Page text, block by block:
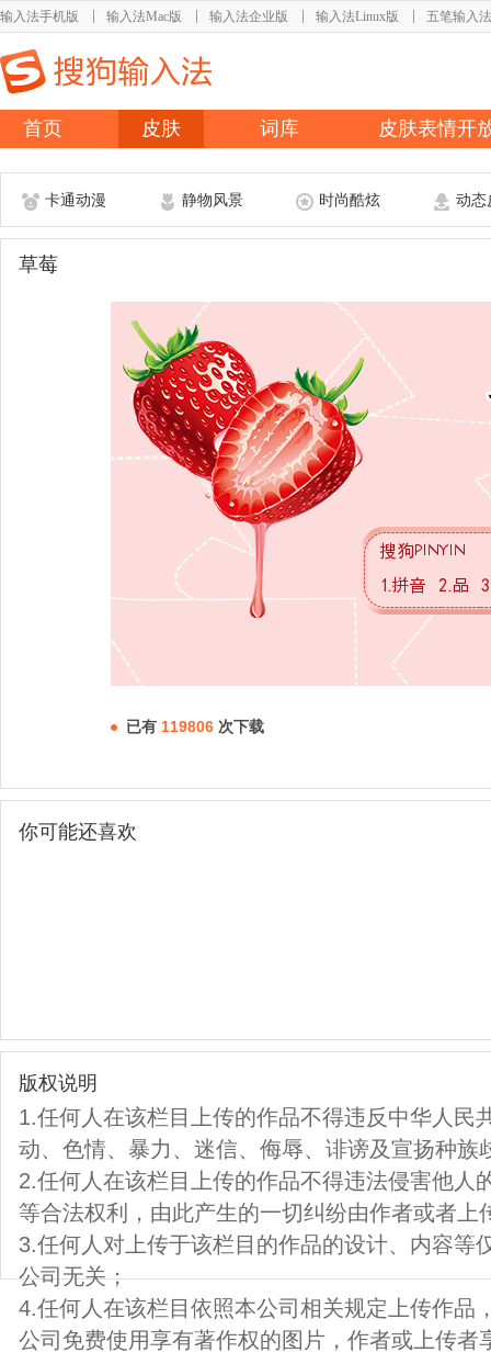
输入法手机版 输入法Mac版 输入法企业版 输入法Linux版 五笔输入法
首页 皮肤 词库 皮肤表情开
卡通动漫 静物风景 时尚酷炫 动态
草莓
已有 119806 次下载
你可能还喜欢
版权说明
1.任何人在该栏目上传的作品不得违反中华人民
动、色情、暴力、迷信、侮辱、诽谤及宣扬种族
2.任何人在该栏目上传的作品不得违法侵害他人
等合法权利，由此产生的一切纠纷由作者或者上
3.任何人对上传于该栏目的作品的设计、内容等
公司无关；
4.任何人在该栏目依照本公司相关规定上传作品
公司免费使用享有著作权的图片，作者或上传者